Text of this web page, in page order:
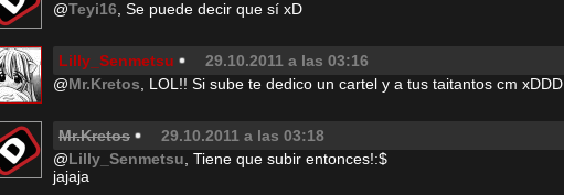
@Teyi16 , Se puede decir que sí xD
Lilly_Senmetsu 29.10.2011 a las 03:16
@Mr.Kretos , LOL!! Si sube te dedico un cartel y a tus taitantos cm xDDD
Mr.Kretos 29.10.2011 a las 03:18
@Lilly_Senmetsu , Tiene que subir entonces!:$
jajaja